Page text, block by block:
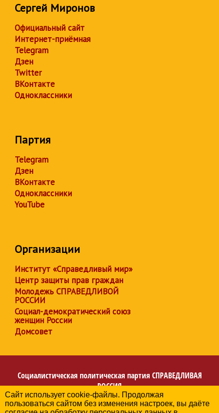
Сергей Миронов
Официальный сайт
Интернет-приёмная
Telegram
Дзен
Twitter
ВКонтакте
Одноклассники
Партия
Telegram
Дзен
ВКонтакте
Одноклассники
YouTube
Организации
Институт «Справедливый мир»
Центр защиты прав граждан
Молодежь СПРАВЕДЛИВОЙ
РОССИИ
Социал-демократический союз
женщин России
Домсовет
Социалистическая политическая партия СПРАВЕДЛИВАЯ
РОССИЯ
Региональное отделение партии в Донецкой Народной
Республике
Сайт использует cookie-файлы. Продолжая
пользоваться сайтом без изменения настроек, вы даёте